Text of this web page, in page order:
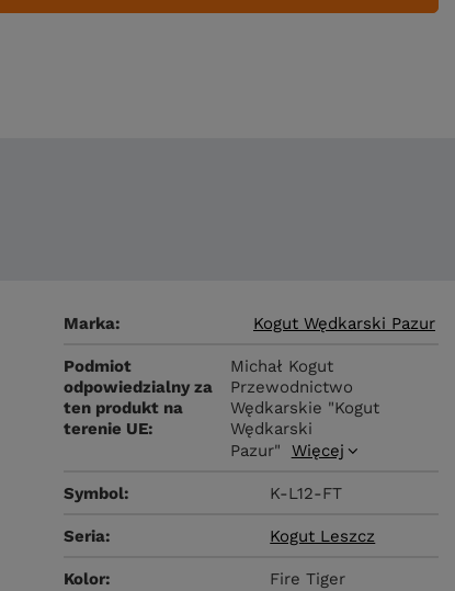
Marka Kogut Wędkarski Pazur
Podmiot
odpowiedzialny za
ten produkt na
terenie UE
Michał Kogut
Przewodnictwo
Wędkarskie "Kogut
Wędkarski
Pazur"
Więcej
Symbol K-L12-FT
Seria Kogut Leszcz
Kolor Fire Tiger